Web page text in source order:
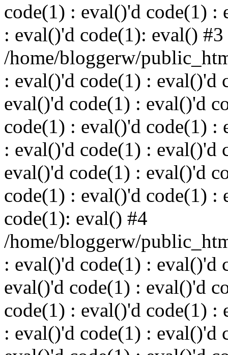
code(1) : eval()'d code(1) :
: eval()'d code(1): eval() #3
/home/bloggerw/
: eval()'d code(1) : eval()'d
eval()'d code(1) : eval()'d
code(1) : eval()'d code(1) :
: eval()'d code(1) : eval()'d
eval()'d code(1) : eval()'d
code(1) : eval()'d code(1) :
code(1): eval() #4
/home/bloggerw/
: eval()'d code(1) : eval()'d
eval()'d code(1) : eval()'d
code(1) : eval()'d code(1) :
: eval()'d code(1) : eval()'d